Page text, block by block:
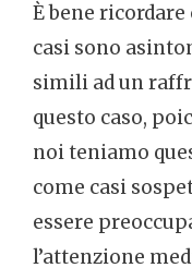
È bene
casi sono
simili ad un
questo caso,
noi teniamo
come casi
essere
l’attenzione